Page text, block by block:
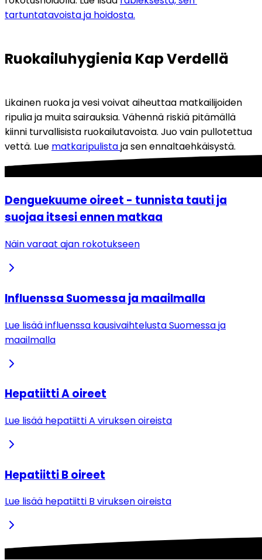
tartuntatavoista ja hoidosta.
Ruokailuhygienia Kap Verdellä
Likainen ruoka ja vesi voivat aiheuttaa matkailijoiden
ripulia ja muita sairauksia. Vähennä riskiä pitämällä
kiinni turvallisista ruokailutavoista. Juo vain pullotettua
vettä. Lue matkaripulista ja sen ennaltaehkäisystä.
Denguekuume oireet - tunnista tauti ja
suojaa itsesi ennen matkaa
Näin varaat ajan rokotukseen
Influenssa Suomessa ja maailmalla
Lue lisää influenssa kausivaihtelusta Suomessa ja
maailmalla
Hepatiitti A oireet
Lue lisää hepatiitti A viruksen oireista
Hepatiitti B oireet
Lue lisää hepatiitti B viruksen oireista